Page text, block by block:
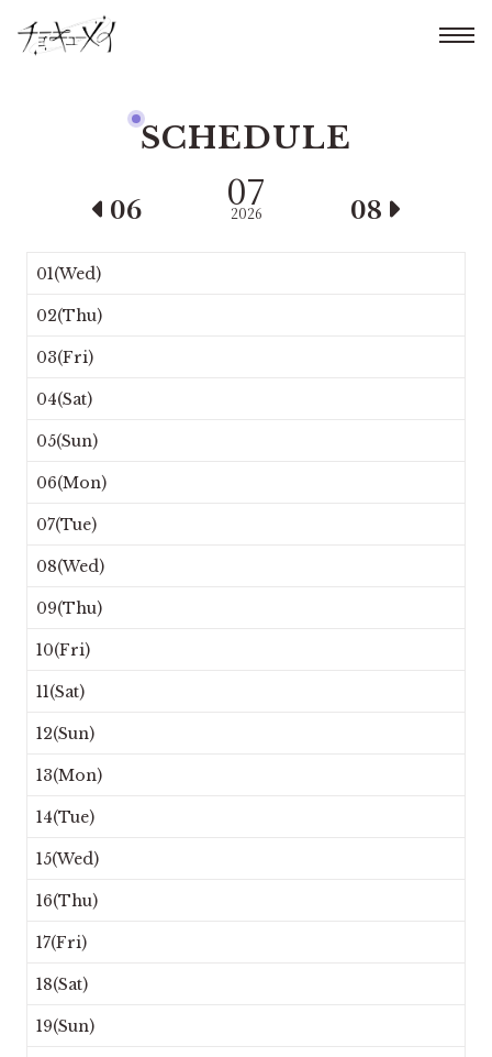
SCHEDULE
07
2026
06 08
01(Wed)
02(Thu)
03(Fri)
04(Sat)
05(Sun)
06(Mon)
07(Tue)
08(Wed)
09(Thu)
10(Fri)
11(Sat)
12(Sun)
13(Mon)
14(Tue)
15(Wed)
16(Thu)
17(Fri)
18(Sat)
19(Sun)